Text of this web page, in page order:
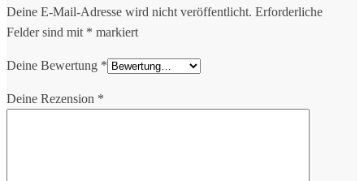
Deine E-Mail-Adresse wird nicht veröffentlicht. Erforderliche
Felder sind mit * markiert
Deine Bewertung *
Deine Rezension *